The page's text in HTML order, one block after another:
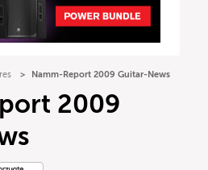
Namm-Report 2009 Guitar-News
2009